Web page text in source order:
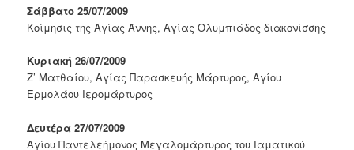
Σάββατο 25/07/2009
Κοίμησις της Αγίας Άννης, Αγίας Ολυμπιάδος διακονίσσης
Κυριακή 26/07/2009
Ζ’ Ματθαίου, Αγίας Παρασκευής Μάρτυρος, Αγίου
Ερμολάου Ιερομάρτυρος
Δευτέρα 27/07/2009
Αγίου Παντελεήμονος Μεγαλομάρτυρος του Ιαματικού